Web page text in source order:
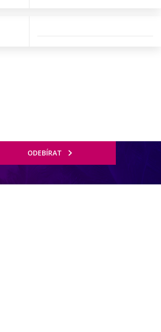
ODEBÍRAT